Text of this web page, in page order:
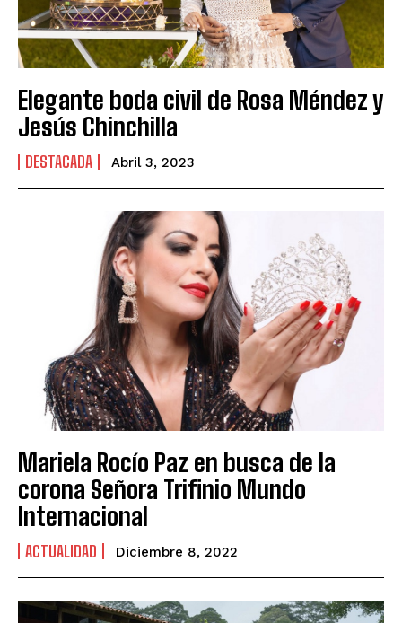
Elegante boda civil de Rosa Méndez y
Jesús Chinchilla
DESTACADA Abril 3, 2023
Mariela Rocío Paz en busca de la
corona Señora Trifinio Mundo
Internacional
ACTUALIDAD Diciembre 8, 2022